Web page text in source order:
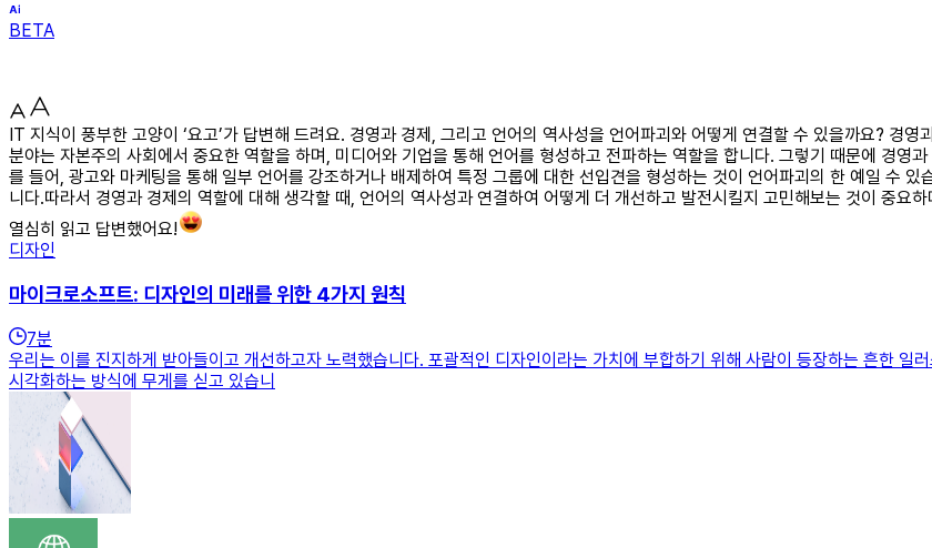
BETA
IT 지식이 풍부한 고양이 ‘요고’가 답변해 드려요. 경영과 경제, 그리고 언어의 역사성을 언어파괴와 어떻게 연결할 수 있을까요? 경
분야는 자본주의 사회에서 중요한 역할을 하며, 미디어와 기업을 통해 언어를 형성하고 전파하는 역할을 합니다. 그렇기 때문에 경영
를 들어, 광고와 마케팅을 통해 일부 언어를 강조하거나 배제하여 특정 그룹에 대한 선입견을 형성하는 것이 언어파괴의 한 예일 수
니다.따라서 경영과 경제의 역할에 대해 생각할 때, 언어의 역사성과 연결하여 어떻게 더 개선하고 발전시킬지 고민해보는 것이 중요
열심히 읽고 답변했어요!
디자인
마이크로소프트: 디자인의 미래를 위한 4가지 원칙
7분
우리는 이를 진지하게 받아들이고 개선하고자 노력했습니다. 포괄적인 디자인이라는 가치에 부합하기 위해 사람이 등장하는 흔한 일
시각화하는 방식에 무게를 싣고 있습니